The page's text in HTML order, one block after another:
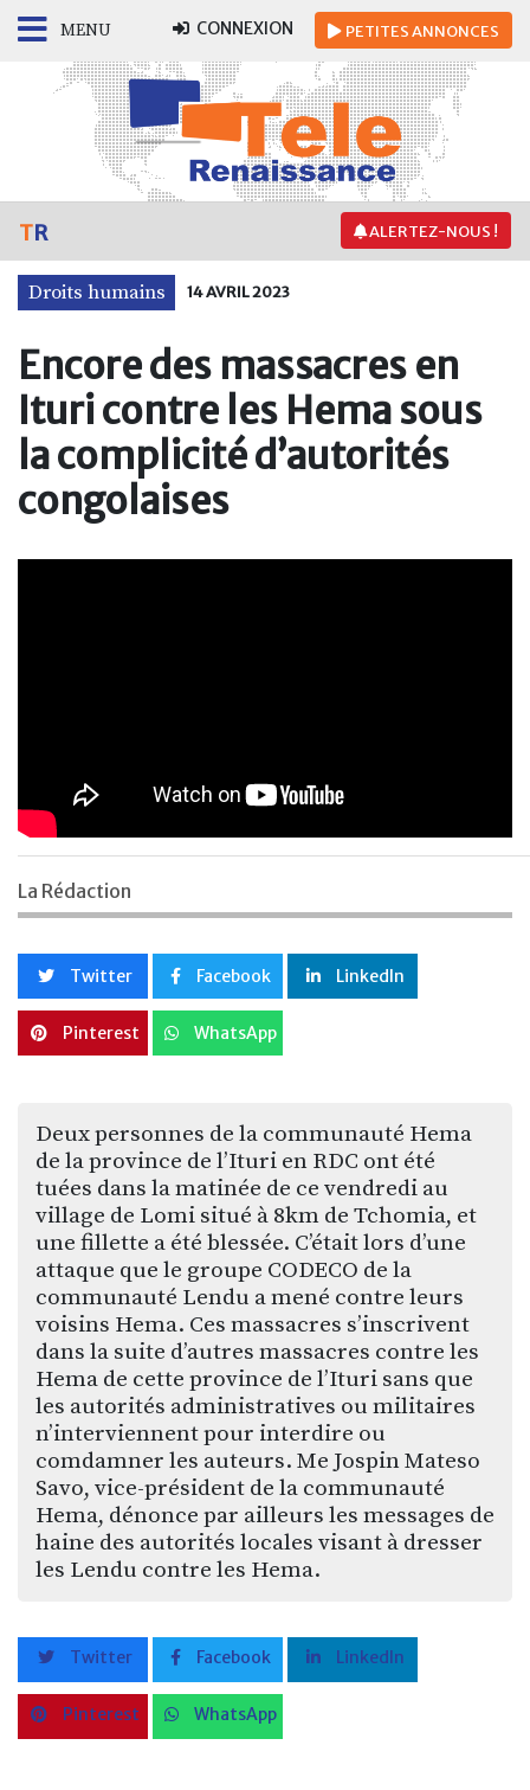
MENU CONNEXION PETITESANNONCES
ALERTEZ-NOUS !
TR
Droits humains 14 AVRIL 2023
Encore des massacres en
Ituri contre les Hema sous
la complicité d’autorités
congolaises
La Rédaction
Twitter Facebook LinkedIn
Pinterest WhatsApp
Deux personnes de la communauté Hema
de la province de l’Ituri en RDC ont été
tuées dans la matinée de ce vendredi au
village de Lomi situé à 8km de Tchomia, et
une fillette a été blessée. C’était lors d’une
attaque que le groupe CODECO de la
communauté Lendu a mené contre leurs
voisins Hema. Ces massacres s’inscrivent
dans la suite d’autres massacres contre les
Hema de cette province de l’Ituri sans que
les autorités administratives ou militaires
n’interviennent pour interdire ou
comdamner les auteurs. Me Jospin Mateso
Savo, vice-président de la communauté
Hema, dénonce par ailleurs les messages de
haine des autorités locales visant à dresser
les Lendu contre les Hema.
Twitter Facebook LinkedIn
Pinterest WhatsApp